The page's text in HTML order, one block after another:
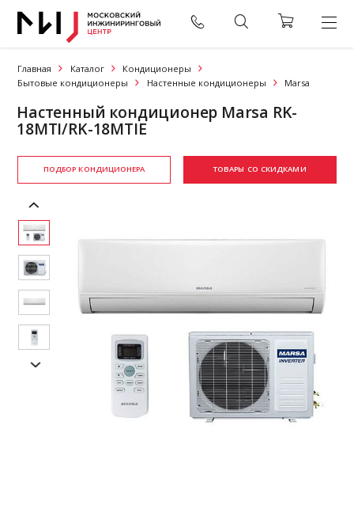
Главная Каталог
Кондиционеры
Бытовые кондиционеры
Настенные кондиционеры Marsa
Настенный кондиционер Marsa RK-
18MTI/RK-18MTIE
ПОДБОР КОНДИЦИОНЕРА ТОВАРЫ СО СКИДКАМИ